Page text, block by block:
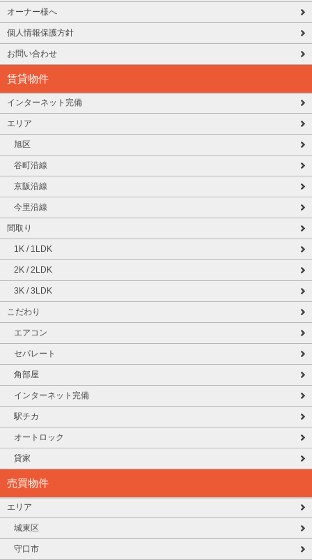
オーナー様へ
個人情報保護方針
お問い合わせ
賃貸物件
インターネット完備
エリア
旭区
谷町沿線
京阪沿線
今里沿線
間取り
1K / 1LDK
2K / 2LDK
3K / 3LDK
こだわり
エアコン
セパレート
角部屋
インターネット完備
駅チカ
オートロック
貸家
売買物件
エリア
城東区
守口市